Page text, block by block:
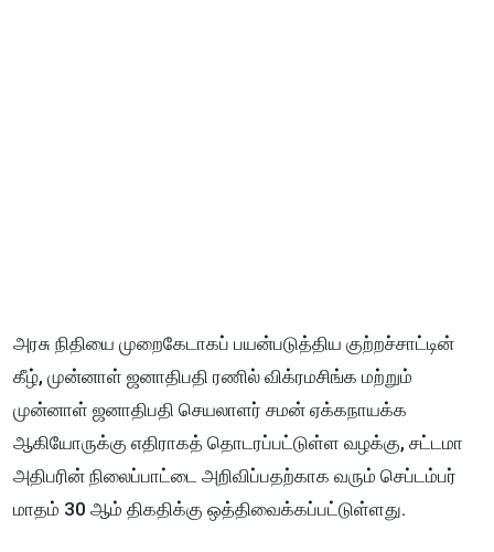
அரசு நிதியை முறைகேடாகப் பயன்படுத்திய குற்றச்சாட்டின்
கீழ், முன்னாள் ஜனாதிபதி ரணில் விக்ரமசிங்க மற்றும்
முன்னாள் ஜனாதிபதி செயலாளர் சமன் ஏக்கநாயக்க
ஆகியோருக்கு எதிராகத் தொடரப்பட்டுள்ள வழக்கு, சட்டமா
அதிபரின் நிலைப்பாட்டை அறிவிப்பதற்காக வரும் செப்டம்பர்
மாதம் 30 ஆம் திகதிக்கு ஒத்திவைக்கப்பட்டுள்ளது.